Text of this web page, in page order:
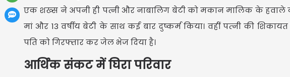
एक शख्स ने अपनी ही पत्नी और नाबालिग बेटी को मकान मालिक के हवाले
मां और 13 वर्षीय बेटी के साथ कई बार दुष्कर्म किया। वहीं पत्‍नी की
पति को गिरफ्तार कर जेल भेज दिया है।
आर्थिक संकट में घिरा परिवार